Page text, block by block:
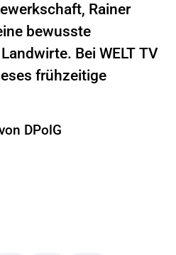
Rainer
bewusste
Bei WELT TV
frühzeitige
DPolG